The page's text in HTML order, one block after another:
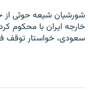
شورشیان شیعه حوثی از
خارجه ایران با محکوم
سعودی، خواستار